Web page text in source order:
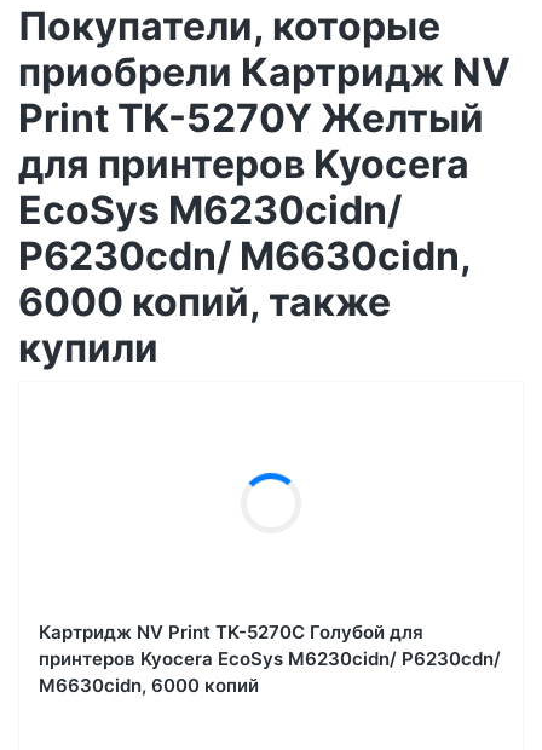
Покупатели, которые
приобрели Картридж NV
Print TK-5270Y Желтый
для принтеров Kyocera
EcoSys M6230cidn/
P6230cdn/ M6630cidn,
6000 копий, также
купили
Картридж NV Print TK-5270С Голубой для
принтеров Kyocera EcoSys M6230cidn/ P6230cdn/
M6630cidn, 6000 копий